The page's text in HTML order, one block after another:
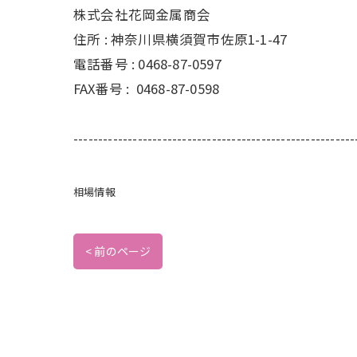
株式会社花岡金属商会
住所 : 神奈川県横須賀市佐原1-1-47
電話番号 : 0468-87-0597
FAX番号 : 0468-87-0598
相場情報
< 前のページ